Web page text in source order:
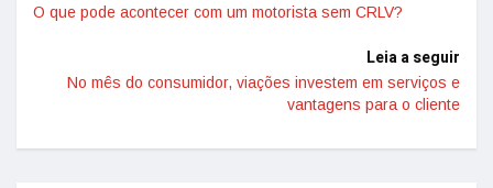
O que pode acontecer com um motorista sem CRLV?
Leia a seguir
No mês do consumidor, viações investem em serviços e
vantagens para o cliente